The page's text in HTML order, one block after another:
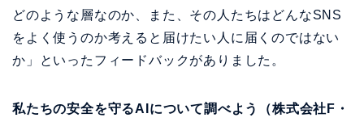
どのような層なのか、また、その人たちはどんなSNS
をよく使うのか考えると届けたい人に届くのではない
か」といったフィードバックがありました。
私たちの安全を守るAIについて調べよう（株式会社F・